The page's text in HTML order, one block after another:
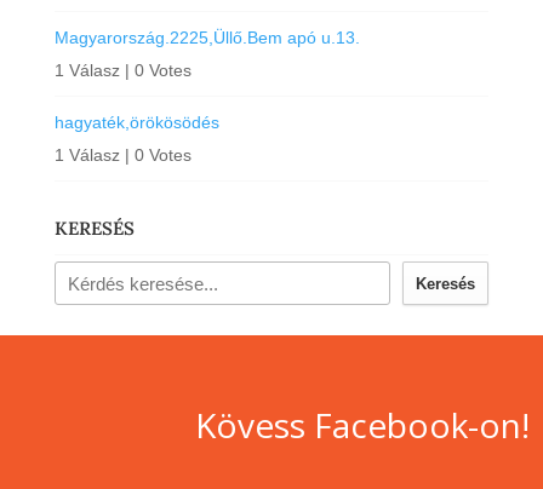
Magyarország.2225,Üllő.Bem apó u.13.
1 Válasz | 0 Votes
hagyaték,örökösödés
1 Válasz | 0 Votes
KERESÉS
Keresés
Kövess Facebook-on!